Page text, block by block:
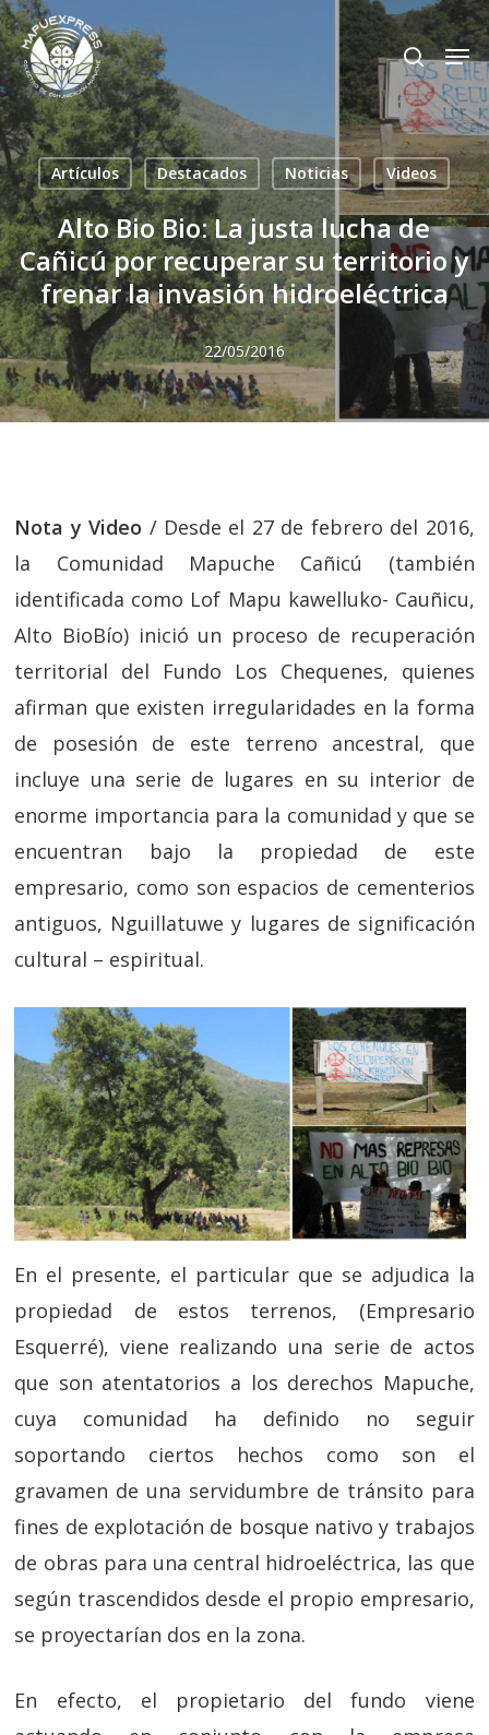
Skip
to
main
content
search
Artículos Destacados Noticias Videos
Alto Bio Bio: La justa lucha de
Cañicú por recuperar su territorio y
frenar la invasión hidroeléctrica
22/05/2016
Nota y Video / Desde el 27 de febrero del 2016,
la Comunidad Mapuche Cañicú (también
identificada como Lof Mapu kawelluko- Cauñicu,
Alto BioBío) inició un proceso de recuperación
territorial del Fundo Los Chequenes, quienes
afirman que existen irregularidades en la forma
de posesión de este terreno ancestral, que
incluye una serie de lugares en su interior de
enorme importancia para la comunidad y que se
encuentran bajo la propiedad de este
empresario, como son espacios de cementerios
antiguos, Nguillatuwe y lugares de significación
cultural – espiritual.
En el presente, el particular que se adjudica la
propiedad de estos terrenos, (Empresario
Esquerré), viene realizando una serie de actos
que son atentatorios a los derechos Mapuche,
cuya comunidad ha definido no seguir
soportando ciertos hechos como son el
gravamen de una servidumbre de tránsito para
fines de explotación de bosque nativo y trabajos
de obras para una central hidroeléctrica, las que
según trascendidos desde el propio empresario,
se proyectarían dos en la zona.
En efecto, el propietario del fundo viene
Close
Menu